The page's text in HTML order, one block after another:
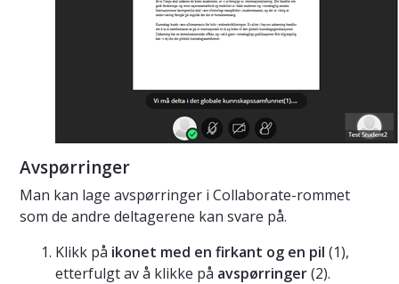
Avspørringer
Man kan lage avspørringer i Collaborate-rommet
som de andre deltagerene kan svare på.
Klikk på ikonet med en firkant og en pil (1),
etterfulgt av å klikke på avspørringer(2).